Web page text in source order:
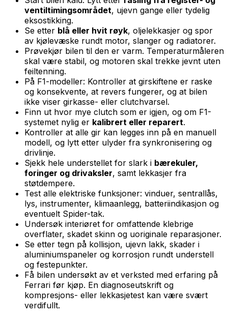
ventiltimingsområdet, ujevn gange eller tydelig
eksostikking.
Se etter blå eller hvit røyk, oljelekkasjer og spor
av kjølevæske rundt motor, slanger og radiatorer.
Prøvekjør bilen til den er varm. Temperaturmåleren
skal være stabil, og motoren skal trekke jevnt uten
feiltenning.
På F1-modeller: Kontroller at girskiftene er raske
og konsekvente, at revers fungerer, og at bilen
ikke viser girkasse- eller clutchvarsel.
Finn ut hvor mye clutch som er igjen, og om F1-
systemet nylig er kalibrert eller reparert.
Kontroller at alle gir kan legges inn på en manuell
modell, og lytt etter ulyder fra synkronisering og
drivlinje.
Sjekk hele understellet for slark i bærekuler,
foringer og drivaksler, samt lekkasjer fra
støtdempere.
Test alle elektriske funksjoner: vinduer, sentrallås,
lys, instrumenter, klimaanlegg, batteriindikasjon og
eventuelt Spider-tak.
Undersøk interiøret for omfattende klebrige
overflater, skadet skinn og uoriginale reparasjoner.
Se etter tegn på kollisjon, ujevn lakk, skader i
aluminiumspaneler og korrosjon rundt understell
og festepunkter.
Få bilen undersøkt av et verksted med erfaring på
Ferrari før kjøp. En diagnoseutskrift og
kompresjons- eller lekkasjetest kan være svært
verdifullt.